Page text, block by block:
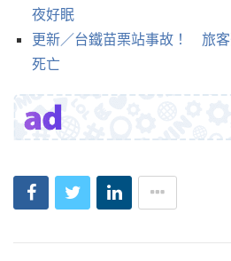
夜好眠
更新／台鐵苗栗站事故！ 旅
死亡